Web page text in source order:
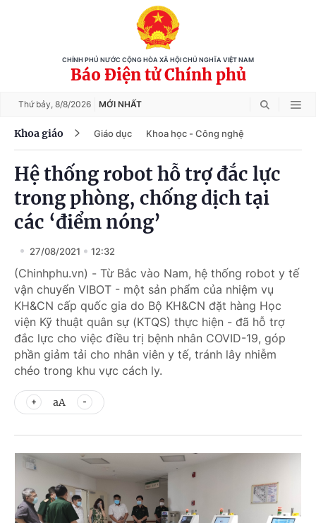
CHÍNH PHỦ NƯỚC CỘNG HÒA XÃ HỘI CHỦ NGHĨA VIỆT NAM
Báo Điện tử Chính phủ
Thứ bảy, 8/8/2026 MỚI NHẤT
Khoa giáo Giáo dục Khoa học - Công nghệ
Hệ thống robot hỗ trợ đắc lực
trong phòng, chống dịch tại
các ‘điểm nóng’
27/08/2021 12:32
(Chinhphu.vn) - Từ Bắc vào Nam, hệ thống robot y tế
vận chuyển VIBOT - một sản phẩm của nhiệm vụ
KH&CN cấp quốc gia do Bộ KH&CN đặt hàng Học
viện Kỹ thuật quân sự (KTQS) thực hiện - đã hỗ trợ
đắc lực cho việc điều trị bệnh nhân COVID-19, góp
phần giảm tải cho nhân viên y tế, tránh lây nhiễm
chéo trong khu vực cách ly.
aA